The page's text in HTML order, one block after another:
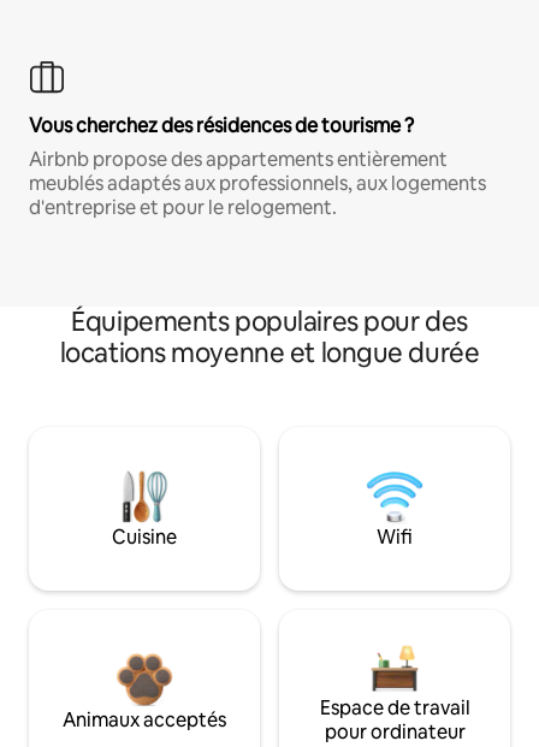
Vous cherchez des résidences de tourisme ?
Airbnb propose des appartements entièrement
meublés adaptés aux professionnels, aux logements
d'entreprise et pour le relogement.
Équipements populaires pour des
locations moyenne et longue durée
Cuisine Wifi
Animaux acceptés
Espace de travail
pour ordinateur